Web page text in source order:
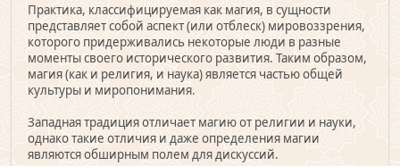
Практика, классифицируемая как магия, в сущности
представляет собой аспект (или отблеск) мировоззрения,
которого придерживались некоторые люди в разные
моменты своего исторического развития. Таким образом,
магия (как и религия, и наука) является частью общей
культуры и миропонимания.
Западная традиция отличает магию от религии и науки,
однако такие отличия и даже определения магии
являются обширным полем для дискуссий.